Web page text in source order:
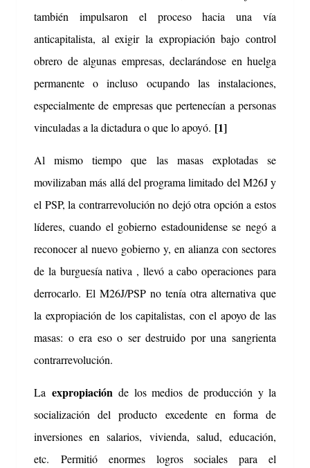
también impulsaron el proceso hacia una vía
anticapitalista, al exigir la expropiación bajo control
obrero de algunas empresas, declarándose en huelga
permanente o incluso ocupando las instalaciones,
especialmente de empresas que pertenecían a personas
vinculadas a la dictadura o que lo apoyó. [1]
Al mismo tiempo que las masas explotadas se
movilizaban más allá del programa limitado del M26J y
el PSP, la contrarrevolución no dejó otra opción a estos
líderes, cuando el gobierno estadounidense se negó a
reconocer al nuevo gobierno y, en alianza con sectores
de la burguesía nativa , llevó a cabo operaciones para
derrocarlo. El M26J/PSP no tenía otra alternativa que
la expropiación de los capitalistas, con el apoyo de las
masas: o era eso o ser destruido por una sangrienta
contrarrevolución.
La expropiación de los medios de producción y la
socialización del producto excedente en forma de
inversiones en salarios, vivienda, salud, educación,
etc. Permitió enormes logros sociales para el